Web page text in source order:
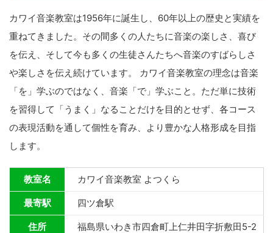
カワイ音楽教室は1956年に誕生し、60年以上の歴史と実績を
重ねてきました。その間多くの人たちに音楽の楽しさ、喜び
を伝え、そして今も多くの生徒さんたちへ音楽のすばらしさ
や楽しさを伝え続けています。 カワイ音楽教室の理念は音楽
「を」学ぶのではなく、音楽「で」学ぶこと。ただ単に技術
を習得して「うまく」なることだけを目的とせず、各コース
の表現活動を通して個性を育み、より豊かな人格形成を目指
します。
教室名 カワイ音楽教室 よつくら
最寄駅 四ツ倉駅
住所 福島県いわき市四倉町上仁井田字折敷田5-2